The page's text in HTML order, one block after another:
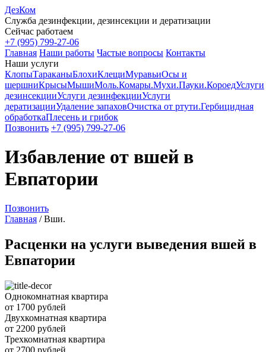
ДезКом
Служба дезинфекции, дезинсекции и дератизации
Сейчас работаем
+7 (995) 799-27-06
Главная Наши работы Частые вопросы Контакты
Наши услуги
КлопыТараканыБлохиКлещиМуравьиОсы и
шершниКрысыМышиМоль.Комары.Мухи.Пауки.КороедУслуги
дезинсекцииУслуги дезинфекцииУслуги
дератизацииУдаление запаховОчистка от ртути.Гербицидная
обработкаПлесень и грибок
Позвонить +7 (995) 799-27-06
Избавление от вшей в
Евпатории
Позвонить
Главная /Вши.
Расценки на услуги выведения вшей в
Евпатории
Однокомнатная квартира
от 1700 рублей
Двухкомнатная квартира
от 2200 рублей
Трехкомнатная квартира
от 2700 рублей